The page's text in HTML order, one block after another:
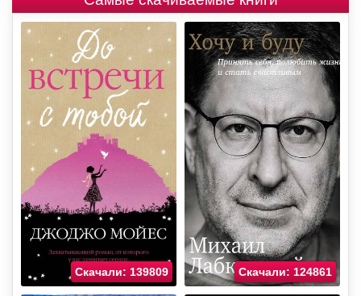
Скачали: 139809 Скачали: 124861